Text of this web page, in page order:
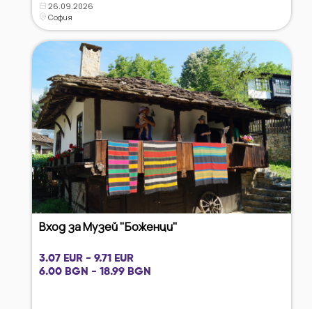
26.09.2026
София
Вход за Музей "Боженци"
3.07 EUR - 9.71 EUR
6.00 BGN - 18.99 BGN